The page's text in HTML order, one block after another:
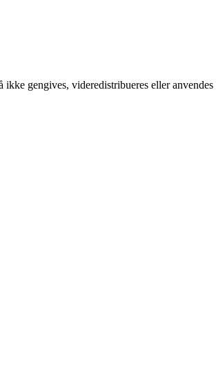
gengives, videredistribueres eller anvendes